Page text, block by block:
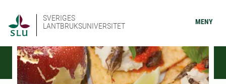
SVERIGES
LANTBRUKSUNIVERSITET
MENY